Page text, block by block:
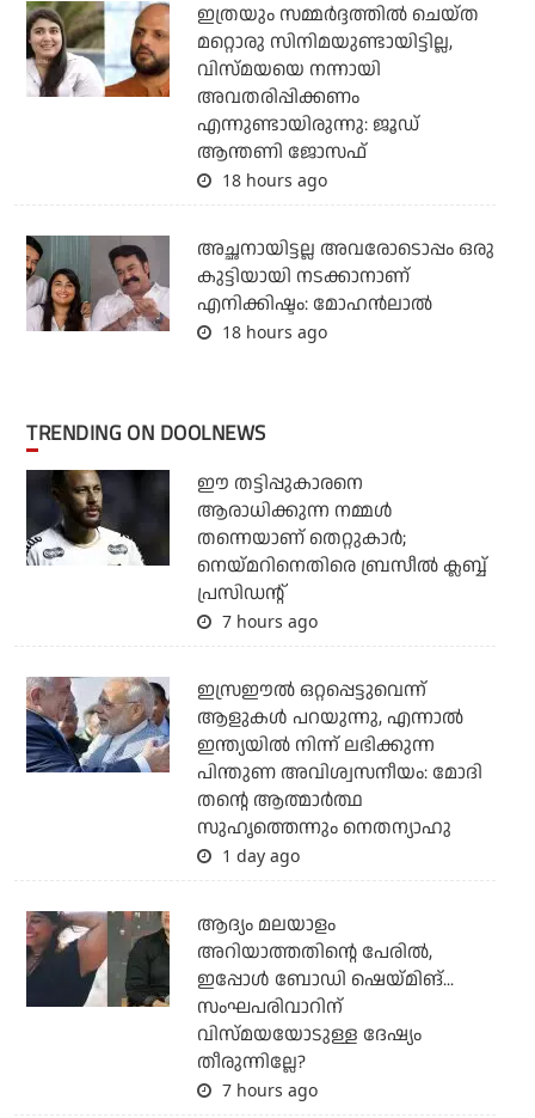
ഇത്രയും സമ്മർദ്ദത്തിൽ ചെയ്ത
മറ്റൊരു സിനിമയുണ്ടായിട്ടില്ല,
വിസ്മയയെ നന്നായി
അവതരിപ്പിക്കണം
എന്നുണ്ടായിരുന്നു: ജൂഡ്
ആന്തണി ജോസഫ്
18 hours ago
അച്ഛനായിട്ടല്ല അവരോടൊപ്പം ഒരു
കുട്ടിയായി നടക്കാനാണ്
എനിക്കിഷ്ടം: മോഹൻലാൽ
18 hours ago
TRENDING ON DOOLNEWS
ഈ തട്ടിപ്പുകാരനെ
ആരാധിക്കുന്ന നമ്മള്‍
തന്നെയാണ് തെറ്റുകാര്‍;
നെയ്മറിനെതിരെ ബ്രസീല്‍ ക്ലബ്ബ്
പ്രസിഡന്റ്
7 hours ago
ഇസ്രഈല്‍ ഒറ്റപ്പെട്ടുവെന്ന്
ആളുകള്‍ പറയുന്നു, എന്നാല്‍
ഇന്ത്യയില്‍ നിന്ന് ലഭിക്കുന്ന
പിന്തുണ അവിശ്വസനീയം: മോദി
തന്റെ ആത്മാര്‍ത്ഥ
സുഹൃത്തെന്നും നെതന്യാഹു
1 day ago
ആദ്യം മലയാളം
അറിയാത്തതിന്റെ പേരില്‍,
ഇപ്പോള്‍ ബോഡി ഷെയ്മിങ്...
സംഘപരിവാറിന്
വിസ്മയയോടുള്ള ദേഷ്യം
തീരുന്നില്ലേ?
7 hours ago